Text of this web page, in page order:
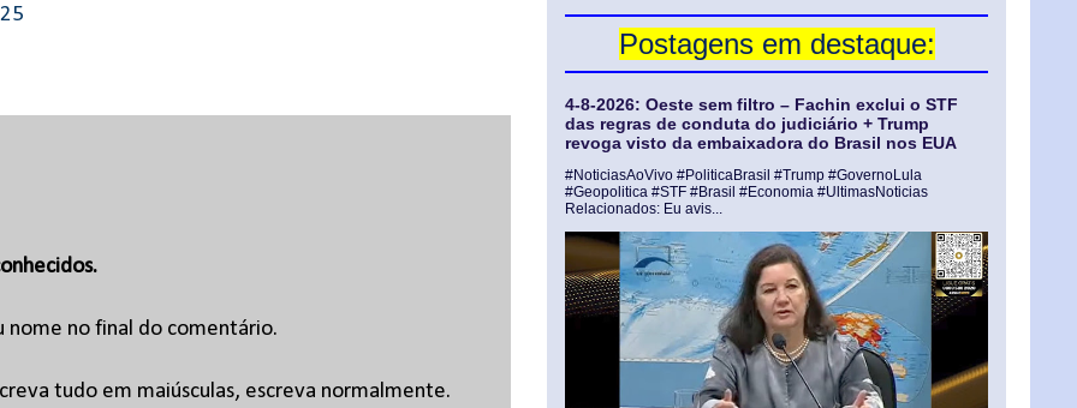
nome no final do comentário.
tudo em maiúsculas, escreva normalmente.
Postagens em destaque:
4-8-2026: Oeste sem filtro – Fachin exclui o STF
das regras de conduta do judiciário + Trump
revoga visto da embaixadora do Brasil nos EUA
#NoticiasAoVivo #PoliticaBrasil #Trump #GovernoLula
#Geopolitica #STF #Brasil #Economia #UltimasNoticias
Relacionados: Eu avis...